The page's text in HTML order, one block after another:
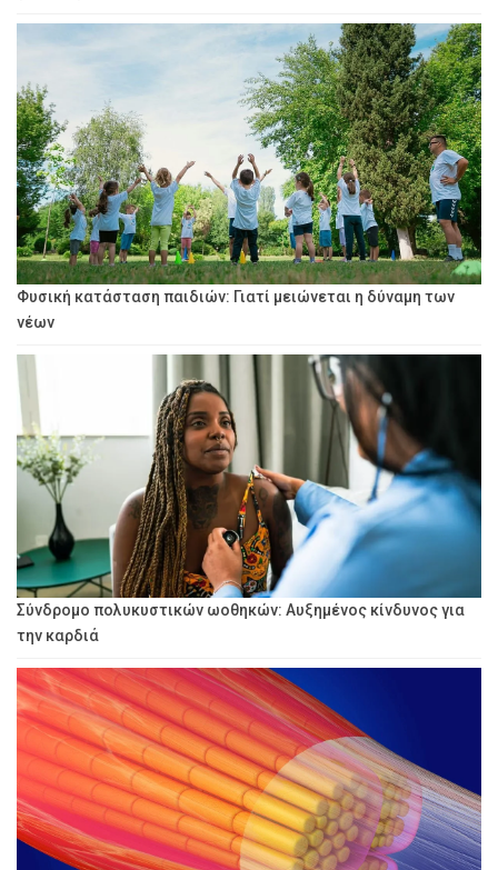
Φυσική κατάσταση παιδιών: Γιατί μειώνεται η δύναμη των
νέων
Σύνδρομο πολυκυστικών ωοθηκών: Αυξημένος κίνδυνος για
την καρδιά